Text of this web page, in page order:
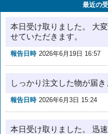
最近の
本日受け取りました。 大
せていただきます。
報告日時 2026年6月19日 16:57
しっかり注文した物が届
報告日時 2026年6月3日 15:24
本日受け取りました。 迅